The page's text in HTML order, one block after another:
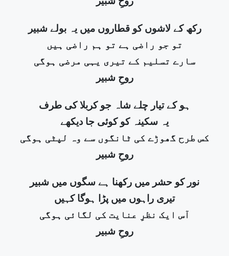
رکھ کے لاشوں کو قطاروں میں یہ بولے شبیر
تو جو راضی ہے تو ہم راضی ہیں
سارے تسلیم کے تیری یہی مرضی ہوگی
روحِ شبیر
ہو کے تیار چلے شاہ جو کربلا کی طرف
یہ سکینہ کو کوئی جا دیکھے
کس طرح گھوڑے کی ٹانگوں سے وہ لپٹی ہوگی
روحِ شبیر
نور کو حشر میں رکھنا ہے سگوں میں شبیر
تیری راہوں میں پڑا ہوگا کہیں
آس ایک نظرِ عنایت کی لگائی ہوگی
روحِ شبیر